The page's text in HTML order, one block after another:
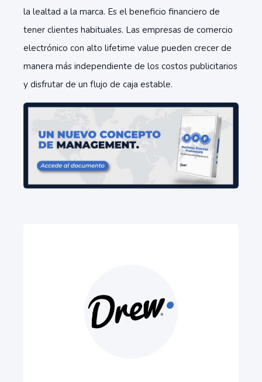
la lealtad a la marca. Es el beneficio financiero de
tener clientes habituales. Las empresas de comercio
electrónico con alto lifetime value pueden crecer de
manera más independiente de los costos publicitarios
y disfrutar de un flujo de caja estable.